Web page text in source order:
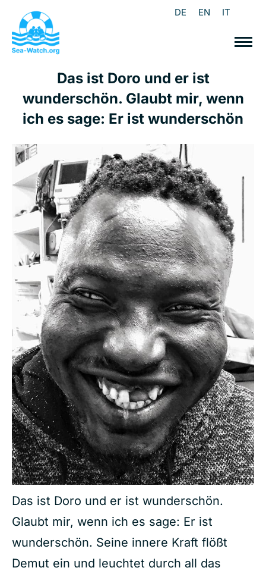
DE EN IT
Das ist Doro und er ist
wunderschön. Glaubt mir, wenn
ich es sage: Er ist wunderschön
Das ist Doro und er ist wunderschön.
Glaubt mir, wenn ich es sage: Er ist
wunderschön. Seine innere Kraft flößt
Demut ein und leuchtet durch all das